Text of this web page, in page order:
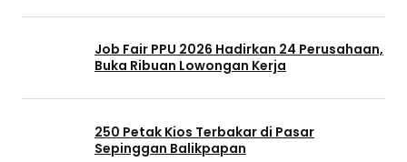
Job Fair PPU 2026 Hadirkan 24 Perusahaan,
Buka Ribuan Lowongan Kerja
250 Petak Kios Terbakar di Pasar
Sepinggan Balikpapan